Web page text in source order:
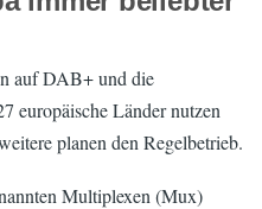
auf DAB+ und die
europäische Länder nutzen
planen den Regelbetrieb.
Multiplexen (Mux)